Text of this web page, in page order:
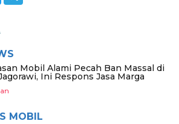
Mobil Alami Pecah Ban Massal di
Ini Respons Jasa Marga
MOBIL